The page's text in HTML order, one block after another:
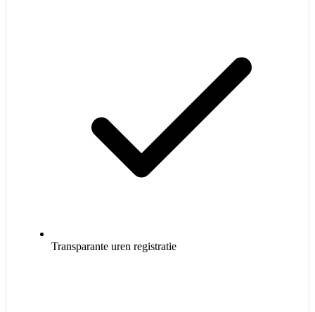
Transparante uren registratie